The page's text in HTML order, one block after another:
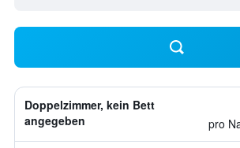
Doppelzimmer, kein Bett
angegeben
pro